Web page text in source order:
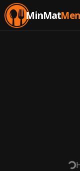
MinMat